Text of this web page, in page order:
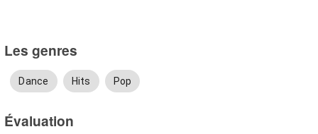
Les genres
Dance Hits Pop
Évaluation